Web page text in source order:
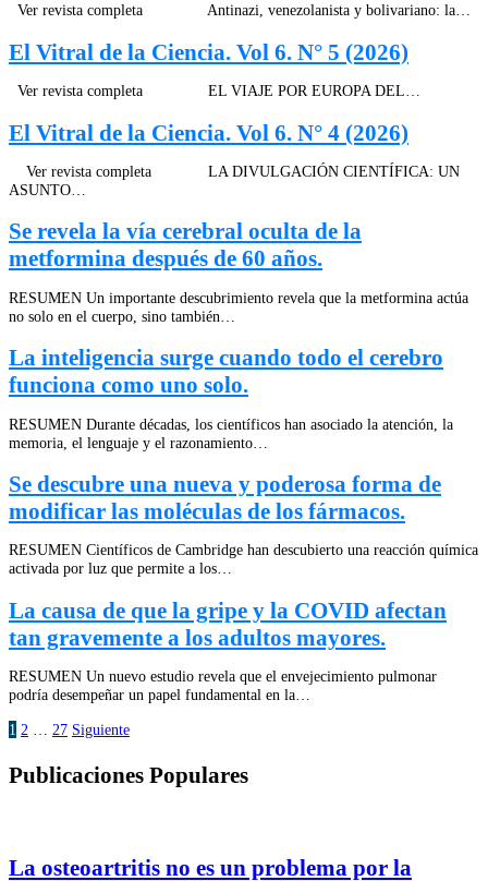
Ver revista completa Antinazi, venezolanista y bolivariano: la…
El Vitral de la Ciencia. Vol 6. N° 5 (2026)
Ver revista completa EL VIAJE POR EUROPA DEL…
El Vitral de la Ciencia. Vol 6. N° 4 (2026)
Ver revista completa LA DIVULGACIÓN CIENTÍFICA: UN
ASUNTO…
Se revela la vía cerebral oculta de la
metformina después de 60 años.
RESUMEN Un importante descubrimiento revela que la metformina actúa
no solo en el cuerpo, sino también…
La inteligencia surge cuando todo el cerebro
funciona como uno solo.
RESUMEN Durante décadas, los científicos han asociado la atención, la
memoria, el lenguaje y el razonamiento…
Se descubre una nueva y poderosa forma de
modificar las moléculas de los fármacos.
RESUMEN Científicos de Cambridge han descubierto una reacción química
activada por luz que permite a los…
La causa de que la gripe y la COVID afectan
tan gravemente a los adultos mayores.
RESUMEN Un nuevo estudio revela que el envejecimiento pulmonar
podría desempeñar un papel fundamental en la…
Posts
1 2 27 Siguiente
Publicaciones Populares
La osteoartritis no es un problema por la